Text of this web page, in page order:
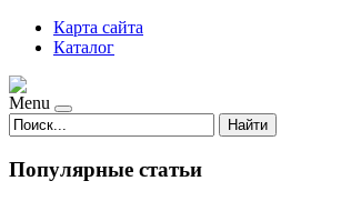
Карта сайта
Каталог
Menu
Найти
Популярные статьи